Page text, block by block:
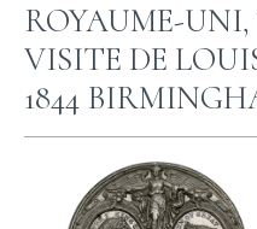
ROYAUME-
VISITE DE
1844